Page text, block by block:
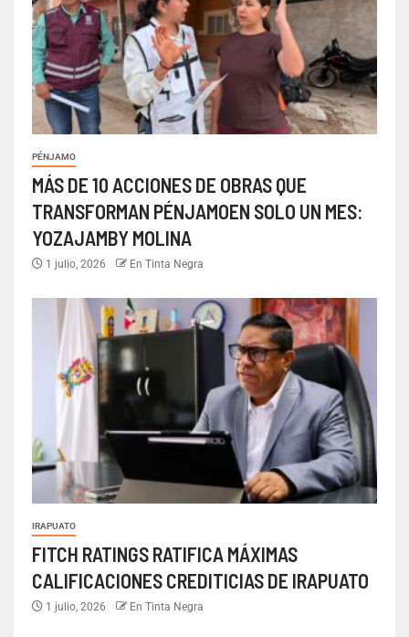
PÉNJAMO
MÁS DE 10 ACCIONES DE OBRAS QUE
TRANSFORMAN PÉNJAMOEN SOLO UN MES:
YOZAJAMBY MOLINA
1 julio, 2026 En Tinta Negra
IRAPUATO
FITCH RATINGS RATIFICA MÁXIMAS
CALIFICACIONES CREDITICIAS DE IRAPUATO
1 julio, 2026 En Tinta Negra